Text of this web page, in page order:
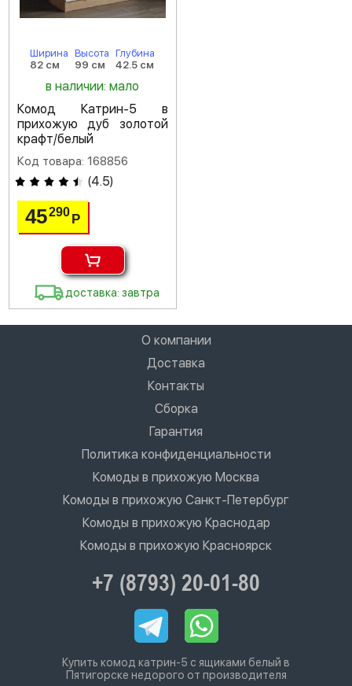
Ширина
82 см
Высота
99 см
Глубина
42.5 см
в наличии: мало
Комод Катрин-5 в
прихожую дуб золотой
крафт/белый
Код товара: 168856
(4.5)
45290Р
доставка: завтра
О компании
Доставка
Контакты
Сборка
Гарантия
Политика конфиденциальности
Комоды в прихожую Москва
Комоды в прихожую Санкт-Петербург
Комоды в прихожую Краснодар
Комоды в прихожую Красноярск
+7 (8793) 20-01-80
Купить комод катрин-5 с ящиками белый в
Пятигорске недорого от производителя